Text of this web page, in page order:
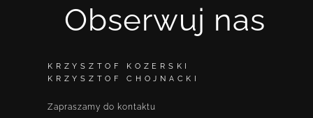
Obserwuj nas
KRZYSZTOF KOZERSKI
KRZYSZTOF CHOJNACKI
Zapraszamy do kontaktu